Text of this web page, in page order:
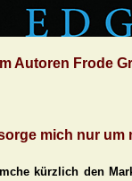
Autoren Frode
mich nur um
kürzlich den